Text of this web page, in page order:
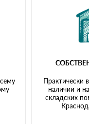
Практически
наличии и
складских